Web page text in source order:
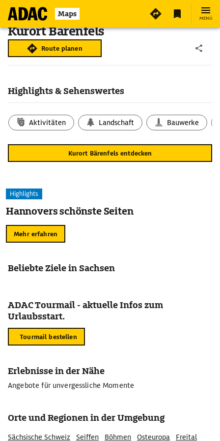
Maps MENÜ
Kurort Bärenfels
Route planen
Highlights & Sehenswertes
Aktivitäten Landschaft Bauwerke
Kurort Bärenfels entdecken
Highlights
Hannovers schönste Seiten
Mehr erfahren
Beliebte Ziele in Sachsen
ADAC Tourmail - aktuelle Infos zum
Urlaubsstart.
Tourmail bestellen
Erlebnisse in der Nähe
Angebote für unvergessliche Momente
Orte und Regionen in der Umgebung
Sächsische Schweiz Seiffen Böhmen Osteuropa Freital